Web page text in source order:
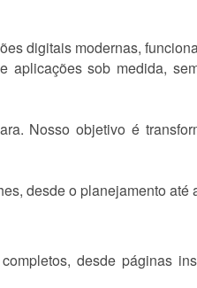
digitais modernas,
sob medida,
Nosso objetivo é
desde o planejamento até
desde páginas